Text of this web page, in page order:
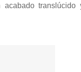
acabado translúcido